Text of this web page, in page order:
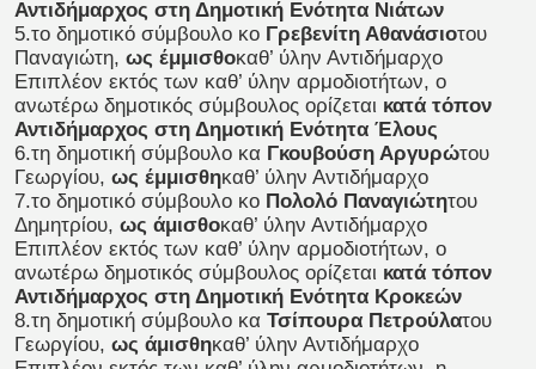
Αντιδήμαρχος στη Δημοτική Ενότητα Νιάτων
5.το δημοτικό σύμβουλο κο Γρεβενίτη Αθανάσιοτου
Παναγιώτη, ως έμμισθοκαθ’ ύλην Αντιδήμαρχο
Επιπλέον εκτός των καθ’ ύλην αρμοδιοτήτων, ο
ανωτέρω δημοτικός σύμβουλος ορίζεται κατά τόπον
Αντιδήμαρχος στη Δημοτική Ενότητα Έλους
6.τη δημοτική σύμβουλο κα Γκουβούση Αργυρώτου
Γεωργίου, ως έμμισθηκαθ’ ύλην Αντιδήμαρχο
7.το δημοτικό σύμβουλο κο Πολολό Παναγιώτητου
Δημητρίου, ως άμισθοκαθ’ ύλην Αντιδήμαρχο
Επιπλέον εκτός των καθ’ ύλην αρμοδιοτήτων, ο
ανωτέρω δημοτικός σύμβουλος ορίζεται κατά τόπον
Αντιδήμαρχος στη Δημοτική Ενότητα Κροκεών
8.τη δημοτική σύμβουλο κα Τσίπουρα Πετρούλατου
Γεωργίου, ως άμισθηκαθ’ ύλην Αντιδήμαρχο